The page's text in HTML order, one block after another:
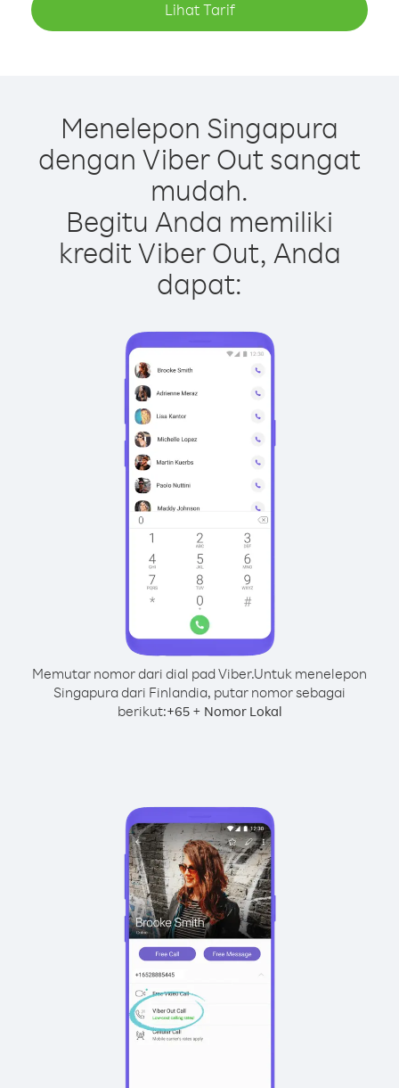
Lihat Tarif
Menelepon Singapura
dengan Viber Out sangat
mudah.
Begitu Anda memiliki
kredit Viber Out, Anda
dapat:
Memutar nomor dari dial pad Viber.Untuk menelepon
Singapura dari Finlandia, putar nomor sebagai
berikut:+65+ Nomor Lokal